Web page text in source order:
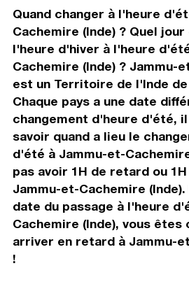
Quand changer à l'heure
Cachemire (Inde) ? Quel
l'heure d'hiver à l'heure
Cachemire (Inde) ? Jammu-
est un Territoire de l'Inde
Chaque pays a une date
changement d'heure d'été,
savoir quand a lieu le
d'été à Jammu-et-
pas avoir 1H de retard ou
Jammu-et-Cachemire
date du passage à l'heure
Cachemire (Inde), vous êtes
arriver en retard à Jammu-
!